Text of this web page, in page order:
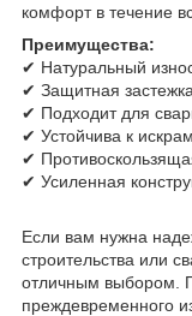
комфорт в течение
Преимущества:
✔ Натуральный
✔ Защитная
✔ Подходит для
✔ Устойчива к
✔
✔ Усиленная
Если вам нужна
строительства или
отличным выбором.
преждевременного